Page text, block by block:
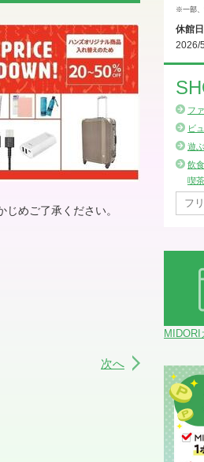
めご了承ください。
次へ
※一部、
休館日
2026/
フ
ビ
遊
飲
喫
MIDORI